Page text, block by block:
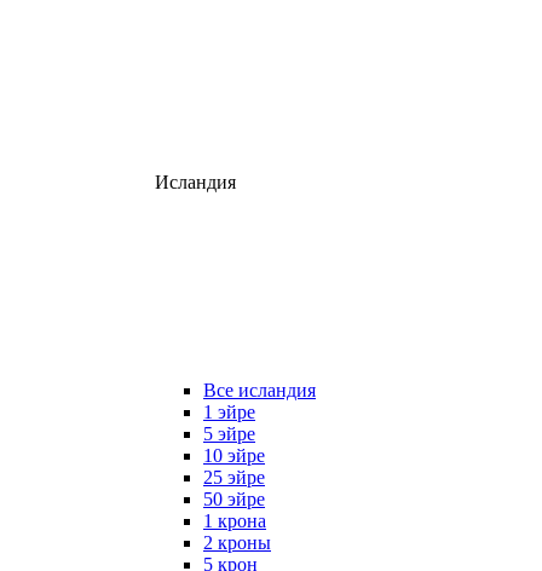
Исландия
Все исландия
1 эйре
5 эйре
10 эйре
25 эйре
50 эйре
1 крона
2 кроны
5 крон